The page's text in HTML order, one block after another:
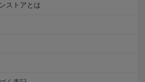
ストアとは